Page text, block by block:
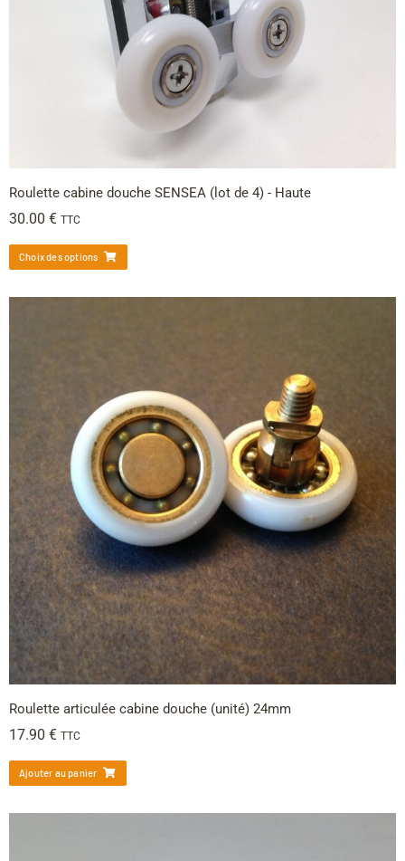
Roulette cabine douche SENSEA (lot de 4) - Haute
30.00 € TTC
Choix des options
Roulette articulée cabine douche (unité) 24mm
17.90 € TTC
Ajouter au panier